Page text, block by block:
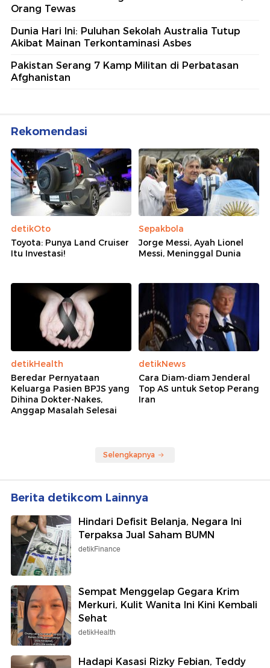
Orang Tewas
Dunia Hari Ini: Puluhan Sekolah Australia Tutup
Akibat Mainan Terkontaminasi Asbes
Pakistan Serang 7 Kamp Militan di Perbatasan
Afghanistan
Rekomendasi
detikOto
Toyota: Punya Land Cruiser
Itu Investasi!
Sepakbola
Jorge Messi, Ayah Lionel
Messi, Meninggal Dunia
detikHealth
Beredar Pernyataan
Keluarga Pasien BPJS yang
Dihina Dokter-Nakes,
Anggap Masalah Selesai
detikNews
Cara Diam-diam Jenderal
Top AS untuk Setop Perang
Iran
Selengkapnya
Berita detikcom Lainnya
Hindari Defisit Belanja, Negara Ini
Terpaksa Jual Saham BUMN
detikFinance
Sempat Menggelap Gegara Krim
Merkuri, Kulit Wanita Ini Kini Kembali
Sehat
detikHealth
Hadapi Kasasi Rizky Febian, Teddy